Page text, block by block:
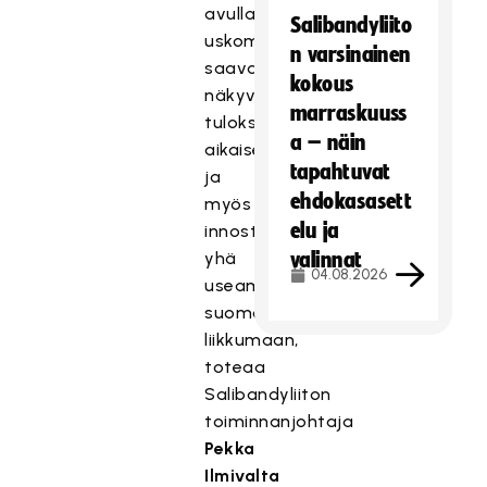
avulla
uskomme
saavamme
näkyviä
tuloksia
aikaiseksi
ja
myös
innostettua
yhä
useampaa
suomalaista
liikkumaan,
toteaa
Salibandyliiton
toiminnanjohtaja
Pekka
Ilmivalta
Salibandyliito
n varsinainen
kokous
marraskuuss
a – näin
tapahtuvat
ehdokasasett
elu ja
valinnat
04.08.2026